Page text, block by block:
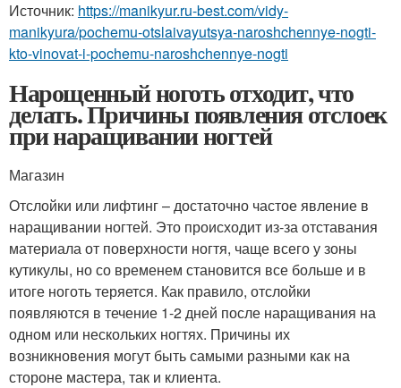
Источник: https://manikyur.ru-best.com/vidy-
manikyura/pochemu-otslaivayutsya-naroshchennye-nogti-
kto-vinovat-i-pochemu-naroshchennye-nogti
Нарощенный ноготь отходит, что
делать. Причины появления отслоек
при наращивании ногтей
Магазин
Отслойки или лифтинг – достаточно частое явление в
наращивании ногтей. Это происходит из-за отставания
материала от поверхности ногтя, чаще всего у зоны
кутикулы, но со временем становится все больше и в
итоге ноготь теряется. Как правило, отслойки
появляются в течение 1-2 дней после наращивания на
одном или нескольких ногтях. Причины их
возникновения могут быть самыми разными как на
стороне мастера, так и клиента.